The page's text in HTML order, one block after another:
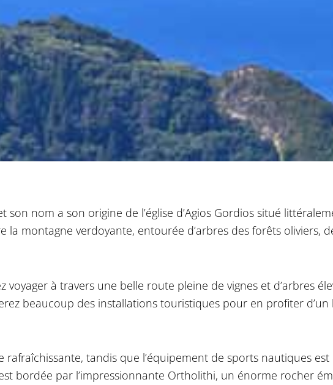
nom a son origine de l’église d’Agios Gordios situé
montagne verdoyante, entourée d’arbres des forêts oliviers,
à travers une belle route pleine de vignes et d’arbres
beaucoup des installations touristiques pour en profiter d’un
tandis que l’équipement de sports nautiques
bordée par l’impressionnante Ortholithi, un énorme rocher